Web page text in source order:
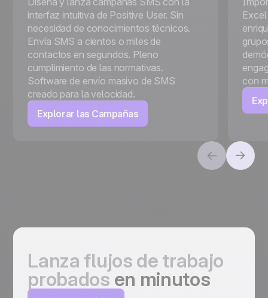
interfaz intuitiva de Positive User. Sin
necesidad de conocimientos técnicos.
Envía SMS a cientos o miles de
contactos en segundos. Pleno
cumplimiento de las normativas.
Software de envío masivo de SMS
creado para la velocidad.
Explorar las Campañas
con
Lanza flujos de trabajo
probadosen minutos